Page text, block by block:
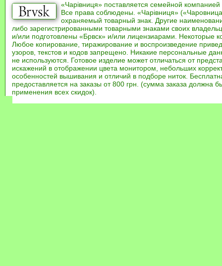
«Чарівниця» поставляется семейной компанией
Все права соблюдены. «Чарівниця»
охраняемый товарный знак. Другие
либо зарегистрированными товарными знаками своих
и/или подготовлены «Брвск» и/или лицензиарами. Некоторые
Любое копирование, тиражирование и воспроизведение
узоров, текстов и кодов запрещено. Никакие персональные
не используются. Готовое изделие может отличаться от
искажений в отображении цвета монитором, небольших
особенностей вышивания и отличий в подборе ниток.
предоставляется на заказы от 800 грн. (сумма заказа должна
применения всех скидок).